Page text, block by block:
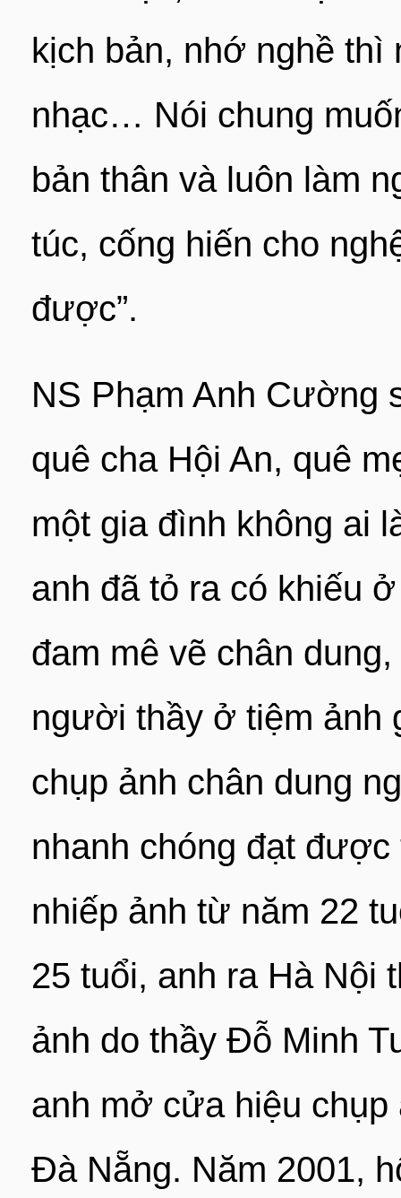
kịch bản, nhớ nghề thì
nhạc… Nói chung
bản thân và luôn làm
túc, cống hiến cho
được”.
NS Phạm Anh Cường
quê cha Hội An, quê
một gia đình không ai
anh đã tỏ ra có khiếu
đam mê vẽ chân
người thầy ở tiệm ảnh
chụp ảnh chân dung
nhanh chóng đạt
nhiếp ảnh từ năm 22
25 tuổi, anh ra Hà Nội
ảnh do thầy Đỗ Minh
anh mở cửa hiệu chụp
Đà Nẵng. Năm 2001,